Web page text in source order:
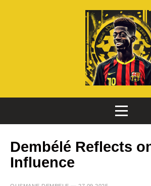
Dembélé Reflects
Influence